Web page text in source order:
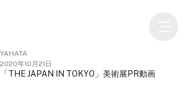
「THE JAPAN IN TOKYO」美術展PR動画
YAHATA
2020年10月21日